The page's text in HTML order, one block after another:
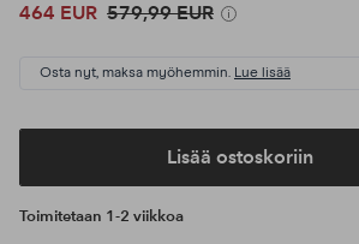
464 EUR 579,99 EUR
Osta nyt, maksa myöhemmin. Lue lisää
Lisää ostoskoriin
Toimitetaan 1-2 viikkoa